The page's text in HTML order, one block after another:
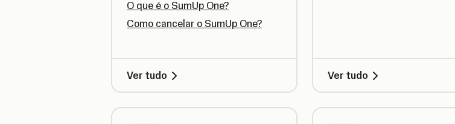
O que é o SumUp One?
Como cancelar o SumUp One?
Ver tudo Ver tudo